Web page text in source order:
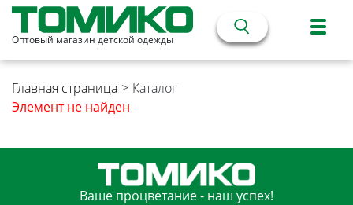
Оптовый магазин детской одежды
Главная страница > Каталог
Элемент не найден
Ваше процветание - наш успех!